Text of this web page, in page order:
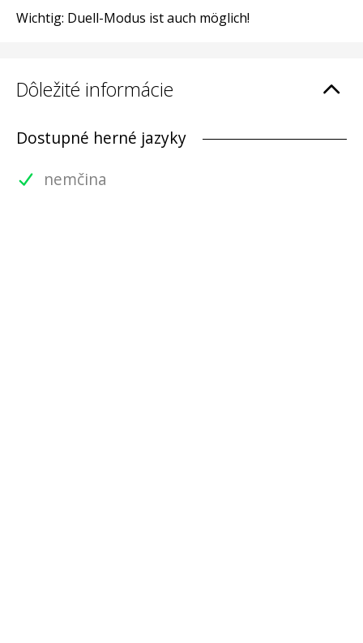
Wichtig: Duell-Modus ist auch möglich!
Dôležité informácie
Dostupné herné jazyky
nemčina